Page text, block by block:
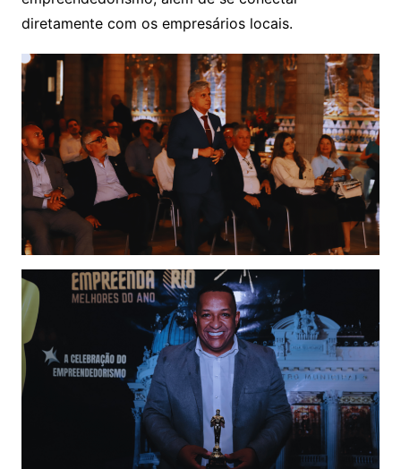
diretamente com os empresários locais.